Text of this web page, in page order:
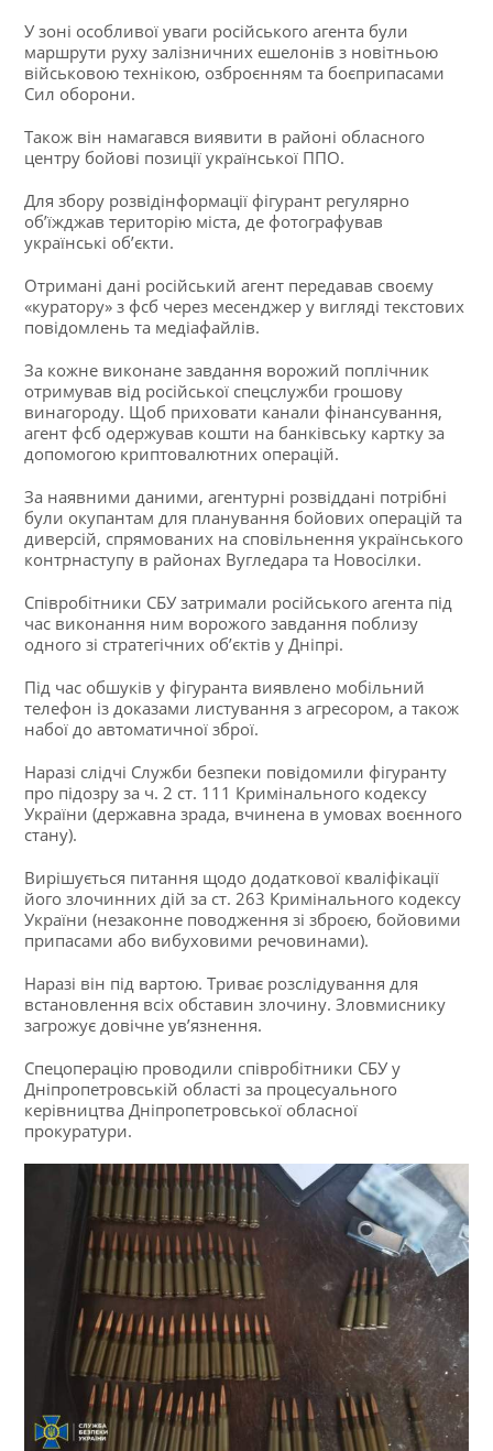
У зоні особливої уваги російського агента були
маршрути руху залізничних ешелонів з новітньою
військовою технікою, озброєнням та боєприпасами
Сил оборони.
Також він намагався виявити в районі обласного
центру бойові позиції української ППО.
Для збору розвідінформації фігурант регулярно
об’їжджав територію міста, де фотографував
українські об’єкти.
Отримані дані російський агент передавав своєму
«куратору» з фсб через месенджер у вигляді текстових
повідомлень та медіафайлів.
За кожне виконане завдання ворожий поплічник
отримував від російської спецслужби грошову
винагороду. Щоб приховати канали фінансування,
агент фсб одержував кошти на банківську картку за
допомогою криптовалютних операцій.
За наявними даними, агентурні розвіддані потрібні
були окупантам для планування бойових операцій та
диверсій, спрямованих на сповільнення українського
контрнаступу в районах Вугледара та Новосілки.
Співробітники СБУ затримали російського агента під
час виконання ним ворожого завдання поблизу
одного зі стратегічних об’єктів у Дніпрі.
Під час обшуків у фігуранта виявлено мобільний
телефон із доказами листування з агресором, а також
набої до автоматичної зброї.
Наразі слідчі Служби безпеки повідомили фігуранту
про підозру за ч. 2 ст. 111 Кримінального кодексу
України (державна зрада, вчинена в умовах воєнного
стану).
Вирішується питання щодо додаткової кваліфікації
його злочинних дій за ст. 263 Кримінального кодексу
України (незаконне поводження зі зброєю, бойовими
припасами або вибуховими речовинами).
Наразі він під вартою. Триває розслідування для
встановлення всіх обставин злочину. Зловмиснику
загрожує довічне ув’язнення.
Спецоперацію проводили співробітники СБУ у
Дніпропетровській області за процесуального
керівництва Дніпропетровської обласної
прокуратури.